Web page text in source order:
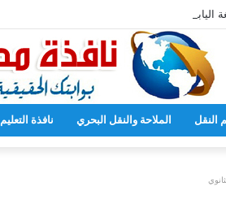
اليابانية فى المدارس بدءا من العام المقبل
النقل الملاحة والنقل البحري نافذة التعليم